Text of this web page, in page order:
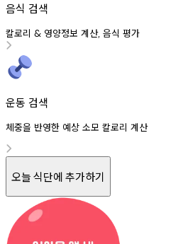
음식 검색
칼로리 & 영양정보 계산, 음식 평가
운동 검색
체중을 반영한 예상 소모 칼로리 계산
오늘 식단에 추가하기